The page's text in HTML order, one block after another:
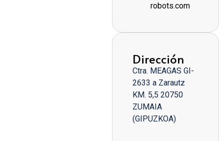
robots.com
Dirección
Ctra. MEAGAS GI-
2633 a Zarautz
KM. 5,5 20750
ZUMAIA
(GIPUZKOA)